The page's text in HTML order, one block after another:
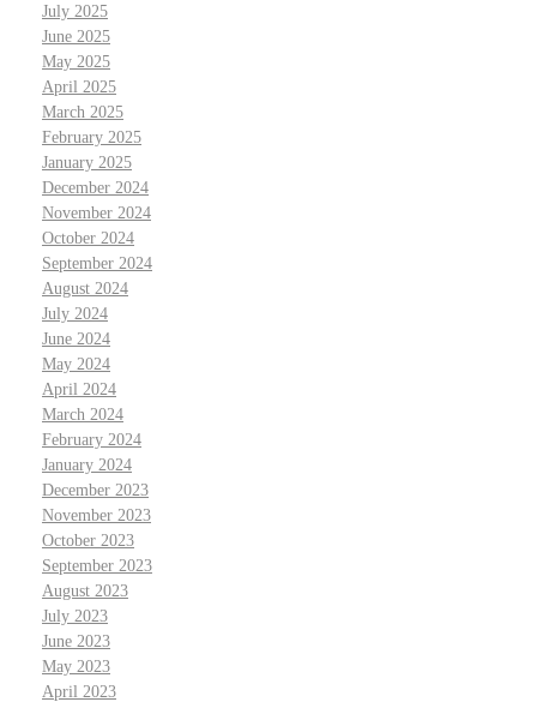
July 2025
June 2025
May 2025
April 2025
March 2025
February 2025
January 2025
December 2024
November 2024
October 2024
September 2024
August 2024
July 2024
June 2024
May 2024
April 2024
March 2024
February 2024
January 2024
December 2023
November 2023
October 2023
September 2023
August 2023
July 2023
June 2023
May 2023
April 2023